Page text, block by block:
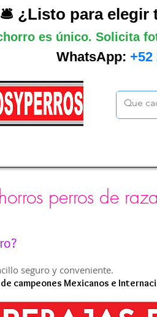
🛎️ ¿Listo para elegir
es único. Solicita
WhatsApp: +52
perros de
seguro y conveniente.
campeones Mexicanos e